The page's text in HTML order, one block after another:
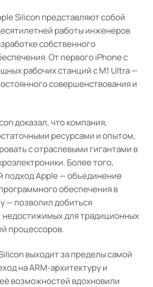
Silicon представляют собой
работы инженеров
собственного
От первого iPhone с
рабочих станций с M1 Ultra —
совершенствования и
доказал, что компания,
ресурсами и опытом,
с отраслевыми гигантами в
Более того,
подход Apple — объединение
обеспечения в
— позволил добиться
недостижимых для традиционных
процессоров.
выходит за пределы самой
на ARM-архитектуру и
возможностей вдохновили